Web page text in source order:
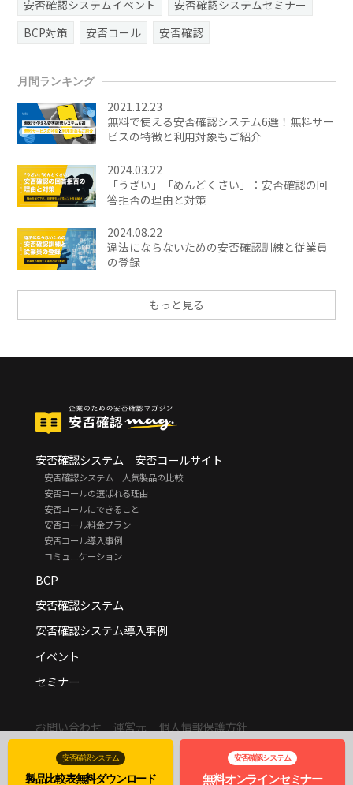
安否確認システム
製品比較表無料ダウンロード
安否確認システム
無料オンラインセミナー
安否確認システムイベント
安否確認システムセミナー
BCP対策
安否コール 安否確認
月間ランキング
2021.12.23
無料で使える安否確認システム6選！無料サー
ビスの特徴と利用対象もご紹介
2024.03.22
「うざい」「めんどくさい」：安否確認の回
答拒否の理由と対策
2024.08.22
違法にならないための安否確認訓練と従業員
の登録
もっと見る
安否確認システム 安否コールサイト
安否確認システム 人気製品の比較
安否コールの選ばれる理由
安否コールにできること
安否コール料金プラン
安否コール導入事例
コミュニケーション
BCP
安否確認システム
安否確認システム導入事例
イベント
セミナー
お問い合わせ 運営元 個人情報保護方針
© adtechnica.